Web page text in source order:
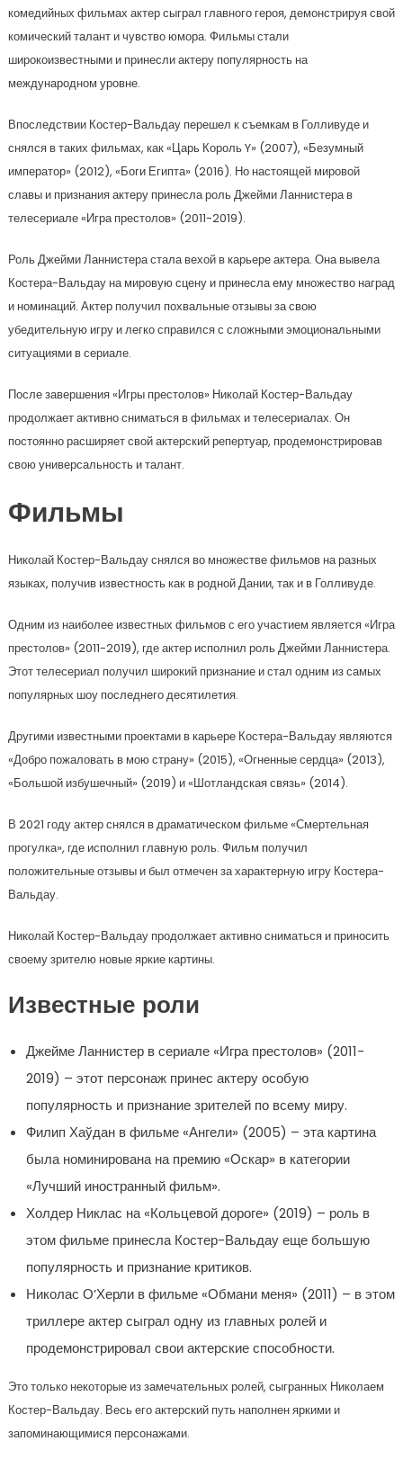
комедийных фильмах актер сыграл главного героя, демонстрируя свой
комический талант и чувство юмора. Фильмы стали
широкоизвестными и принесли актеру популярность на
международном уровне.
Впоследствии Костер-Вальдау перешел к съемкам в Голливуде и
снялся в таких фильмах, как «Царь Король Y» (2007), «Безумный
император» (2012), «Боги Египта» (2016). Но настоящей мировой
славы и признания актеру принесла роль Джейми Ланнистера в
телесериале «Игра престолов» (2011-2019).
Роль Джейми Ланнистера стала вехой в карьере актера. Она вывела
Костера-Вальдау на мировую сцену и принесла ему множество наград
и номинаций. Актер получил похвальные отзывы за свою
убедительную игру и легко справился с сложными эмоциональными
ситуациями в сериале.
После завершения «Игры престолов» Николай Костер-Вальдау
продолжает активно сниматься в фильмах и телесериалах. Он
постоянно расширяет свой актерский репертуар, продемонстрировав
свою универсальность и талант.
Фильмы
Николай Костер-Вальдау снялся во множестве фильмов на разных
языках, получив известность как в родной Дании, так и в Голливуде.
Одним из наиболее известных фильмов с его участием является «Игра
престолов» (2011-2019), где актер исполнил роль Джейми Ланнистера.
Этот телесериал получил широкий признание и стал одним из самых
популярных шоу последнего десятилетия.
Другими известными проектами в карьере Костера-Вальдау являются
«Добро пожаловать в мою страну» (2015), «Огненные сердца» (2013),
«Большой избушечный» (2019) и «Шотландская связь» (2014).
В 2021 году актер снялся в драматическом фильме «Смертельная
прогулка», где исполнил главную роль. Фильм получил
положительные отзывы и был отмечен за характерную игру Костера-
Вальдау.
Николай Костер-Вальдау продолжает активно сниматься и приносить
своему зрителю новые яркие картины.
Известные роли
Джейме Ланнистер в сериале «Игра престолов» (2011-
2019) – этот персонаж принес актеру особую
популярность и признание зрителей по всему миру.
Филип Хаўдан в фильме «Ангели» (2005) – эта картина
была номинирована на премию «Оскар» в категории
«Лучший иностранный фильм».
Холдер Никлас на «Кольцевой дороге» (2019) – роль в
этом фильме принесла Костер-Вальдау еще большую
популярность и признание критиков.
Николас О’Херли в фильме «Обмани меня» (2011) – в этом
триллере актер сыграл одну из главных ролей и
продемонстрировал свои актерские способности.
Это только некоторые из замечательных ролей, сыгранных Николаем
Костер-Вальдау. Весь его актерский путь наполнен яркими и
запоминающимися персонажами.